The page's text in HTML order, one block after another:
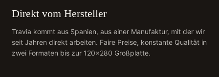
Direkt vom Hersteller
Travia kommt aus Spanien, aus einer Manufaktur, mit der wir
seit Jahren direkt arbeiten. Faire Preise, konstante Qualität in
zwei Formaten bis zur 120×280 Großplatte.